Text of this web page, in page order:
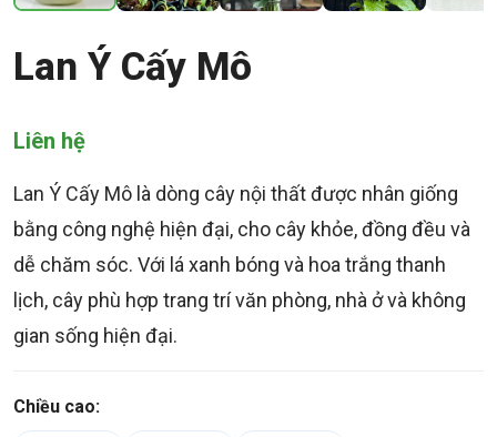
Lan Ý Cấy Mô
Liên hệ
Lan Ý Cấy Mô là dòng cây nội thất được nhân giống
bằng công nghệ hiện đại, cho cây khỏe, đồng đều và
dễ chăm sóc. Với lá xanh bóng và hoa trắng thanh
lịch, cây phù hợp trang trí văn phòng, nhà ở và không
gian sống hiện đại.
Chiều cao: